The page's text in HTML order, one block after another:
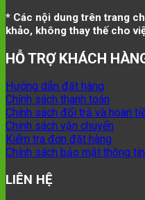
* Các nội dung trên trang
khảo, không thay thế cho
HỖ TRỢ KHÁCH
Hướng dẫn đặt hàng
Chính sách thanh toán
Chính sách đổi trả và hoàn
Chính sách vận chuyển
Kiểm tra đơn đặt hàng
Chính sách bảo mật thông tin
LIÊN HỆ